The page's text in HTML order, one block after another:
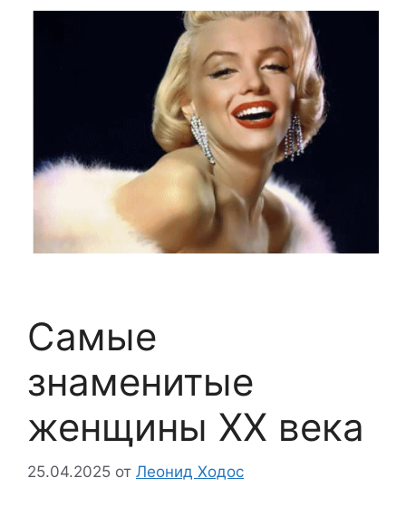
Самые
знаменитые
женщины XX века
25.04.2025 от Леонид Ходос